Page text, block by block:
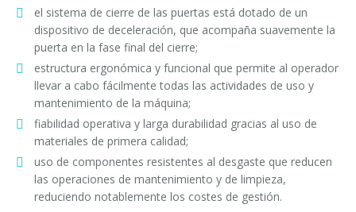
el sistema de cierre de las puertas está dotado de un
dispositivo de deceleración, que acompaña suavemente la
puerta en la fase final del cierre;
estructura ergonómica y funcional que permite al operador
llevar a cabo fácilmente todas las actividades de uso y
mantenimiento de la máquina;
fiabilidad operativa y larga durabilidad gracias al uso de
materiales de primera calidad;
uso de componentes resistentes al desgaste que reducen
las operaciones de mantenimiento y de limpieza,
reduciendo notablemente los costes de gestión.